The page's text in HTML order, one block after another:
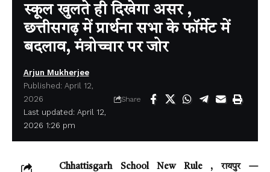
स्कूल खुलते ही दिखेगा असर ,
छत्तीसगढ़ में प्रार्थना सभा के फॉर्मेट में
बदलाव, मंत्रोच्चार पर जोर
Last updated: April 12,
2026 1:26 pm
Arjun Mukherjee
Published: April 12,
2026
Share
Chhattisgarh School New Rule , रायपुर —